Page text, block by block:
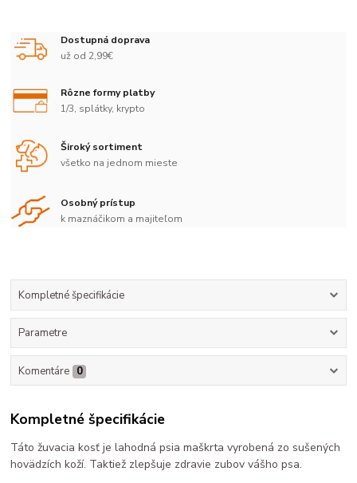
Dostupná doprava
už od 2,99€
Rôzne formy platby
1/3, splátky, krypto
Široký sortiment
všetko na jednom mieste
Osobný prístup
k maznáčikom a majiteľom
Kompletné špecifikácie
Parametre
Komentáre 0
Kompletné špecifikácie
Táto žuvacia kosť je lahodná psia maškrta vyrobená zo sušených
hovädzích koží. Taktiež zlepšuje zdravie zubov vášho psa.